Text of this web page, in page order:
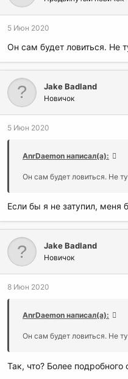
5 Июн 2020
Он сам будет ловиться. Не
Jake Badland
Новичок
5 Июн 2020
AnrDaemon написал(а):
Он сам будет ловиться. Не
Если бы я не затупил, меня
Jake Badland
Новичок
8 Июн 2020
AnrDaemon написал(а):
Он сам будет ловиться. Не
Так, что? Более подробного